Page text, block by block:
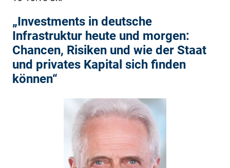
„Investments in deutsche
Infrastruktur heute und morgen:
Chancen, Risiken und wie der Staat
und privates Kapital sich finden
können“